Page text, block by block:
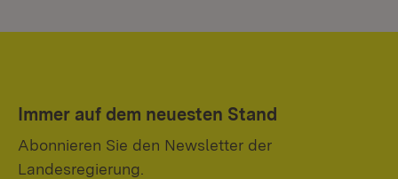
Immer auf dem neuesten Stand
Abonnieren Sie den Newsletter der
Landesregierung.